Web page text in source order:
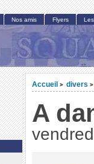
Accueil > divers >
A
Nos amis Flyers